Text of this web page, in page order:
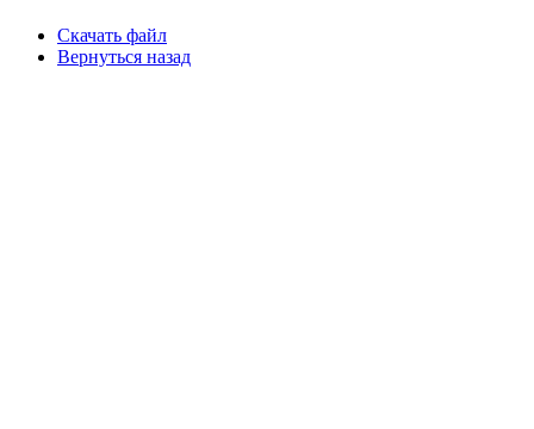
Скачать файл
Вернуться назад